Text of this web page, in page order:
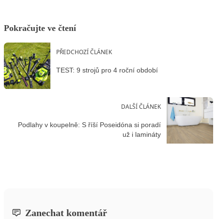
Pokračujte ve čtení
PŘEDCHOZÍ ČLÁNEK
TEST: 9 strojů pro 4 roční období
DALŠÍ ČLÁNEK
Podlahy v koupelně: S říší Poseidóna si poradí
už i lamináty
Zanechat komentář